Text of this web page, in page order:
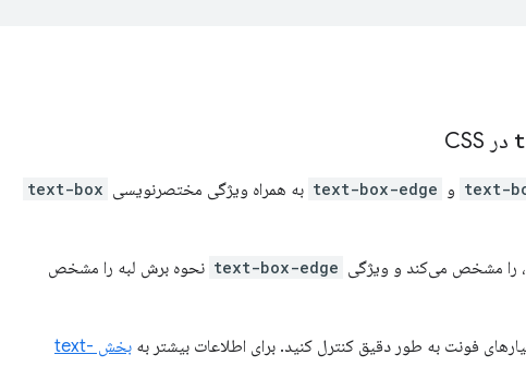
در CSS
text- و text-box-edge به همراه ویژگی مختصرنویسی text-box
را مشخص می‌کند و ویژگی text-box-edge نحوه برش لبه را مشخص
فونت به طور دقیق کنترل کنید. برای اطلاعات بیشتر به
بخش text-